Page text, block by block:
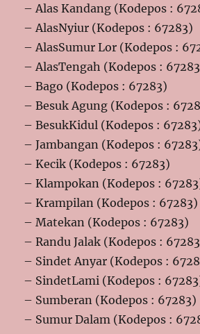
– Alas Kandang (Kodepos :
– AlasNyiur (Kodepos : 67283)
– AlasSumur Lor (Kodepos :
– AlasTengah (Kodepos :
– Bago (Kodepos : 67283)
– Besuk Agung (Kodepos :
– BesukKidul (Kodepos :
– Jambangan (Kodepos :
– Kecik (Kodepos : 67283)
– Klampokan (Kodepos :
– Krampilan (Kodepos : 67283)
– Matekan (Kodepos : 67283)
– Randu Jalak (Kodepos :
– Sindet Anyar (Kodepos :
– SindetLami (Kodepos :
– Sumberan (Kodepos : 67283)
– Sumur Dalam (Kodepos :